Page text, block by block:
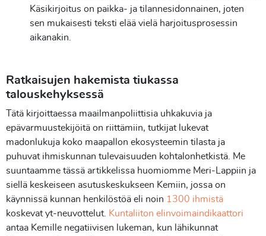
Käsikirjoitus on paikka- ja tilannesidonnainen, joten
sen mukaisesti teksti elää vielä harjoitusprosessin
aikanakin.
Ratkaisujen hakemista tiukassa
talouskehyksessä
Tätä kirjoittaessa maailmanpoliittisia uhkakuvia ja
epävarmuustekijöitä on riittämiin, tutkijat lukevat
madonlukuja koko maapallon ekosysteemin tilasta ja
puhuvat ihmiskunnan tulevaisuuden kohtalonhetkistä. Me
suuntaamme tässä artikkelissa huomiomme Meri-Lappiin ja
siellä keskeiseen asutuskeskukseen Kemiin, jossa on
käynnissä kunnan henkilöstöä eli noin 1300 ihmistä
koskevat yt-neuvottelut. Kuntaliiton elinvoimaindikaattori
antaa Kemille negatiivisen lukeman, kun lähikunnat